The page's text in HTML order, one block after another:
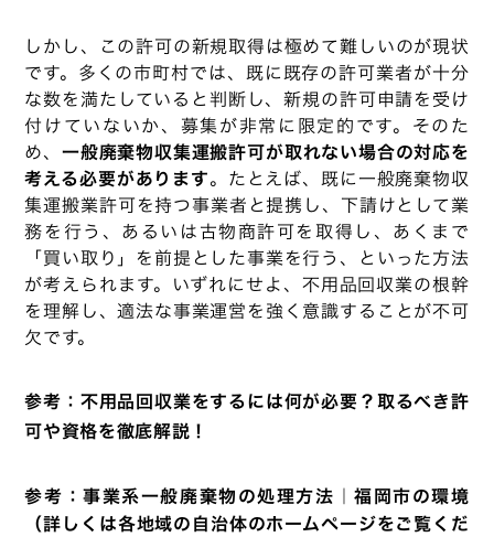
しかし、この許可の新規取得は極めて難しいのが現状
です。多くの市町村では、既に既存の許可業者が十分
な数を満たしていると判断し、新規の許可申請を受け
付けていないか、募集が非常に限定的です。そのた
め、一般廃棄物収集運搬許可が取れない場合の対応を
考える必要があります。たとえば、既に一般廃棄物収
集運搬業許可を持つ事業者と提携し、下請けとして業
務を行う、あるいは古物商許可を取得し、あくまで
「買い取り」を前提とした事業を行う、といった方法
が考えられます。いずれにせよ、不用品回収業の根幹
を理解し、適法な事業運営を強く意識することが不可
欠です。
参考： 不用品回収業をするには何が必要？取るべき許
可や資格を徹底解説！
参考：事業系一般廃棄物の処理方法｜福岡市の環境
（詳しくは各地域の自治体のホームページをご覧くだ